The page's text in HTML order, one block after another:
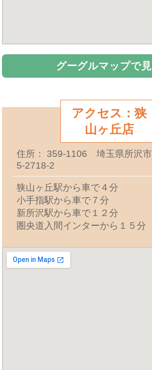
グーグルマップで
アクセス：狭
山ヶ丘店
住所： 359-1106 埼玉県所沢市
5-2718-2
狭山ヶ丘駅から車で４分
小手指駅から車で７分
新所沢駅から車で１２分
圏央道入間インターから１５分